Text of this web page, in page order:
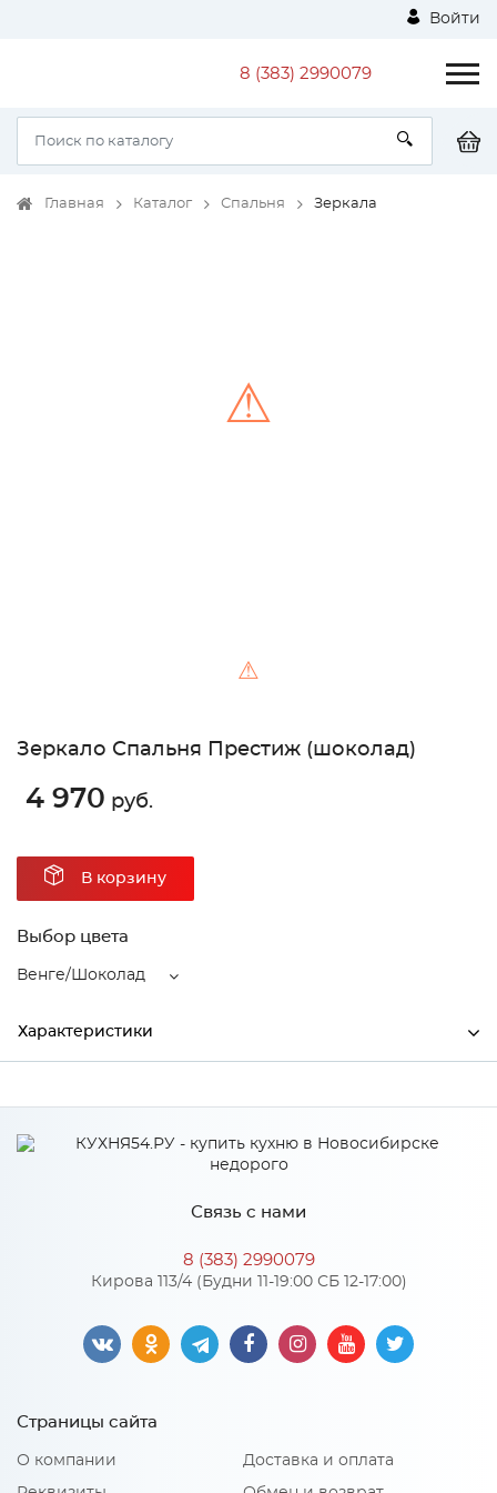
Войти
8 (383) 2990079
Главная Каталог Спальня Зеркала
⚠
⚠
Зеркало Спальня Престиж (шоколад)
4 970 руб.
В корзину
Выбор цвета
Венге/Шоколад
Характеристики
Цвет Венге/Шоколад
Особенности
Материал 2: МДФ
Количество упаковок: 3
Связь с нами
8 (383) 2990079
Кирова 113/4 (Будни 11-19:00 СБ 12-17:00)
Страницы сайта
О компании Доставка и оплата